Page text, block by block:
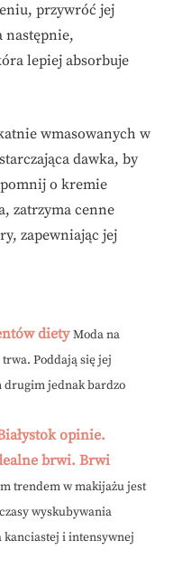
przywróć jej
następnie,
lepiej absorbuje
wmasowanych w
dawka, by
o kremie
zatrzyma cenne
zapewniając jej
diety Moda na
Poddają się jej
drugim jednak bardzo
opinie.
brwi. Brwi
trendem w makijażu jest
wyskubywania
kanciastej i intensywnej